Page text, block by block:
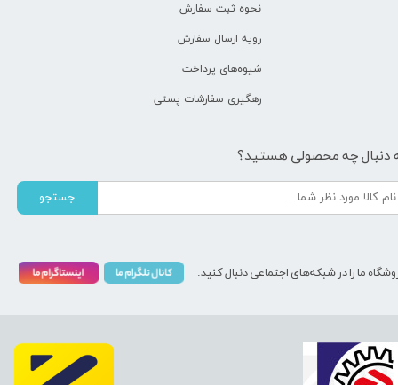
نحوه ثبت سفارش
رویه ارسال سفارش
شیوه‌های پرداخت
رهگیری سفارشات پستی
دنبال چه محصولی هستید؟
جستجو
ما را در شبکه‌های اجتماعی دنبال کنید: